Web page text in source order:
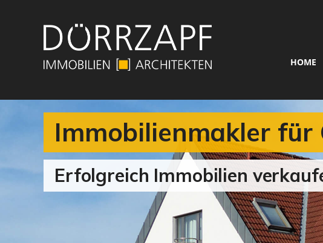
HOME
Immobilienmakler für
Erfolgreich Immobilien